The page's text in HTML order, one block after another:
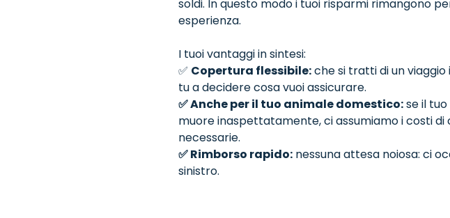
soldi. In questo modo i tuoi risparmi rimangono
esperienza.
I tuoi vantaggi in sintesi:
✅ Copertura flessibile:che si tratti di un
tu a decidere cosa vuoi assicurare.
✅ Anche per il tuo animale domestico:se il
muore inaspettatamente, ci assumiamo i costi di
necessarie.
✅ Rimborso rapido: nessuna attesa noiosa: ci
sinistro.